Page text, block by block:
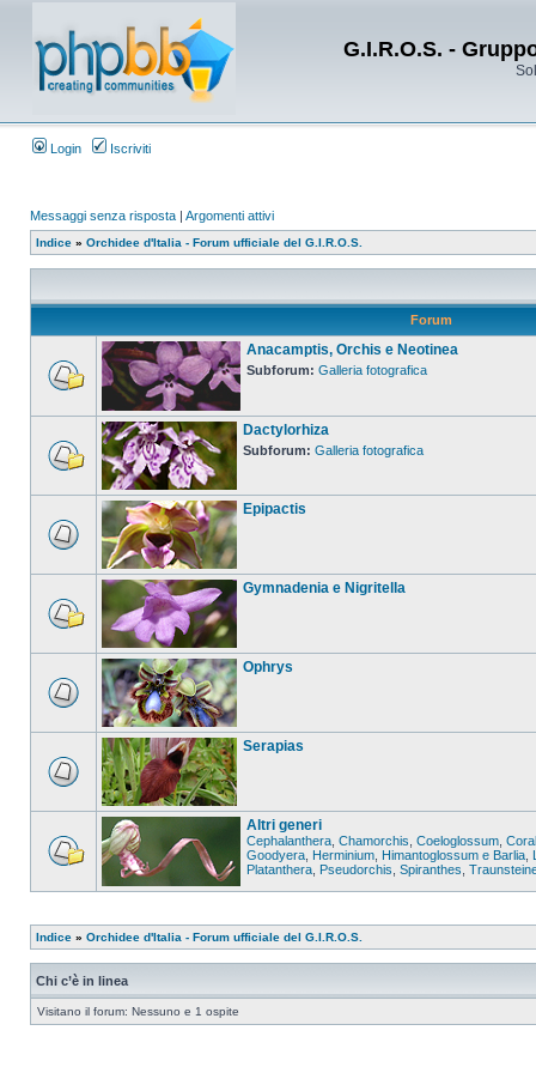
G.I.R.O.S. -
Login Iscriviti
Messaggi senza risposta | Argomenti attivi
Indice » Orchidee d'Italia - Forum ufficiale del G.I.R.O.S.
Forum
Anacamptis, Orchis e Neotinea
Subforum: Galleria fotografica
Dactylorhiza
Subforum: Galleria fotografica
Epipactis
Gymnadenia e Nigritella
Ophrys
Serapias
Altri generi
Cephalanthera Chamorchis Coeloglossum
Goodyera Herminium Himantoglossum e Barlia
Platanthera Pseudorchis Spiranthes
Indice » Orchidee d'Italia - Forum ufficiale del G.I.R.O.S.
Chi c’è in linea
Visitano il forum: Nessuno e 1 ospite